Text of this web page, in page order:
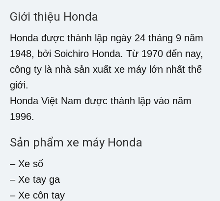
Giới thiệu Honda
Honda được thành lập ngày 24 tháng 9 năm
1948, bởi Soichiro Honda. Từ 1970 đến nay,
công ty là nhà sản xuất xe máy lớn nhất thế
giới.
Honda Việt Nam được thành lập vào năm
1996.
Sản phẩm xe máy Honda
– Xe số
– Xe tay ga
– Xe côn tay